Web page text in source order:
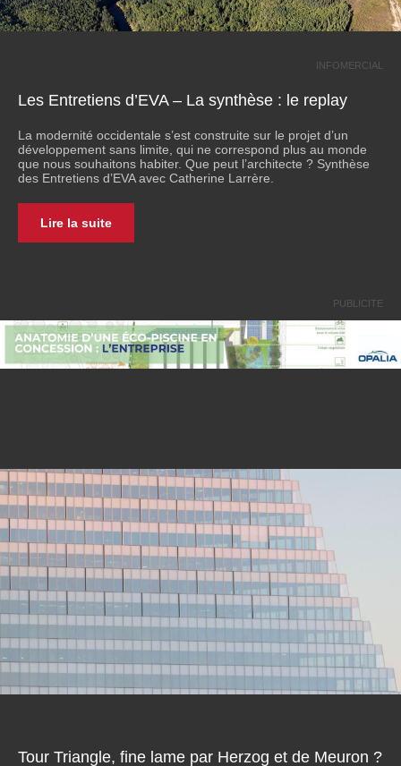
INFOMERCIAL
Les Entretiens d’EVA – La synthèse : le replay
La modernité occidentale s’est construite sur le projet d’un
développement sans limite, qui ne correspond plus au monde
que nous souhaitons habiter. Que peut l’architecte ? Synthèse
des Entretiens d’EVA avec Catherine Larrère.
Lire la suite
PUBLICITE
Tour Triangle, fine lame par Herzog et de Meuron ?